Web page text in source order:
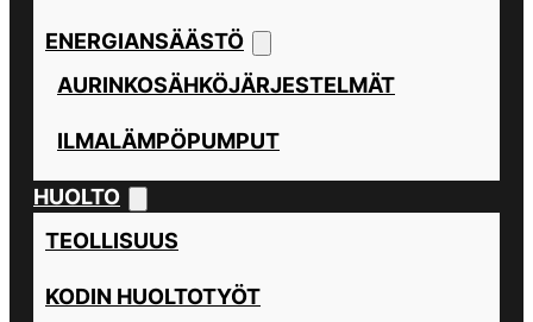
ENERGIANSÄÄSTÖ
AURINKOSÄHKÖJÄRJESTELMÄT
ILMALÄMPÖPUMPUT
HUOLTO
TEOLLISUUS
KODIN HUOLTOTYÖT